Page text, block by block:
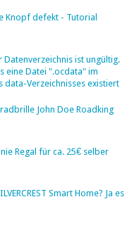
Knopf defekt - Tutorial
ist ungültig.
eine Datei ".ocdata" im
data-Verzeichnisses existiert
John Doe Roadking
Regal für ca. 25€ selber
Smart Home? Ja es